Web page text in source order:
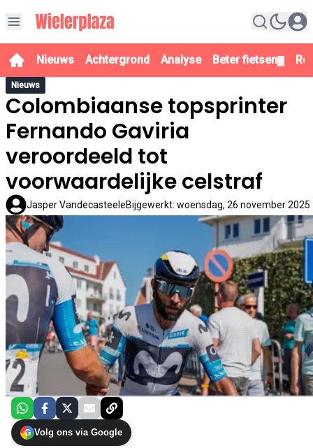
Nieuws Achtergrond Analyse Beter fietsen
Nieuws
Colombiaanse topsprinter
Fernando Gaviria
veroordeeld tot
voorwaardelijke celstraf
Jasper VandecasteeleBijgewerkt: woensdag, 26 november 2025
G Volg ons via Google